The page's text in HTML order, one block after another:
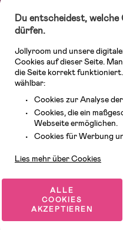
Autositze, Kinder- und
fantastischer
vieles mehr. Wir haben Produkte
Avent, Jack Wolfskin, Cybex,
unserer vielfältigen Online-
© 2026 Jollyroom
Du entscheidest, welche
dürfen.
Jollyroom und unsere
Cookies auf dieser Seite.
die Seite korrekt
wählbar:
Cookies zur Analyse
Cookies, die ein
Webseite ermöglichen.
Cookies für Werbung
Lies mehr über Cookies
ALLE
COOKIES
AKZEPTIEREN